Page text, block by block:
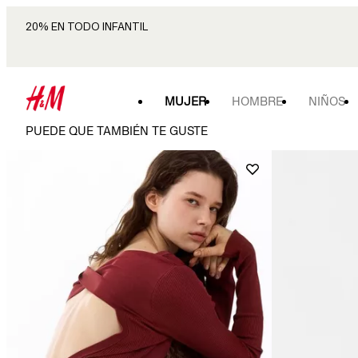
20% EN TODO INFANTIL
MUJER HOMBRE NIÑOS
PUEDE QUE TAMBIÉN TE GUSTE